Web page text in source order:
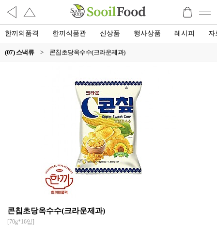
한끼의품격 한끼식품관 신상품 행사상품 레시피 자
(07) 스낵류 > 콘칩초당옥수수(크라운제과)
콘칩초당옥수수(크라운제과)
[70g*16입]